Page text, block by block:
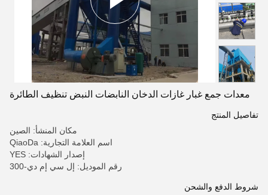
معدات جمع غبار غازات الدخان النابضات النبض تنظيف الطائرة
تفاصيل المنتج
مكان المنشأ: الصين
اسم العلامة التجارية: QiaoDa
إصدار الشهادات: YES
رقم الموديل: إل سي إم دي-300
شروط الدفع والشحن